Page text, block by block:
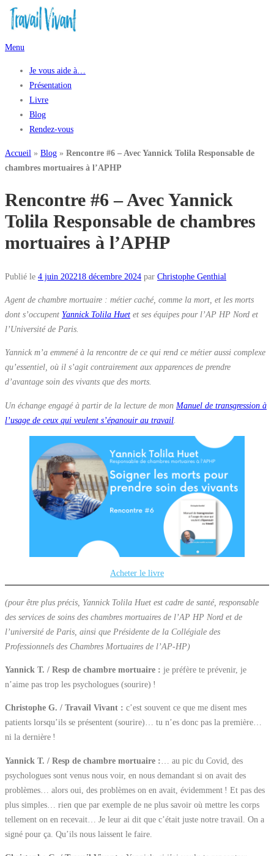
Aller
au
Menu
Je vous aide à…
Présentation
Livre
Blog
Rendez-vous
Accueil » Blog » Rencontre #6 – Avec Yannick Tolila Responsable de
chambres mortuaires à l’APHP
Rencontre #6 – Avec Yannick
Tolila Responsable de chambres
mortuaires à l’APHP
Publié le 4 juin 202218 décembre 2024 par Christophe Genthial
Agent de chambre mortuaire : métier caché, comme la mort, et les morts
dont s’occupent Yannick Tolila Huet et ses équipes pour l’AP HP Nord et
l’Université de Paris.
Yannick m’a emmené à la rencontre de ce qui rend ce métier aussi complexe
qu’essentiel, où il s’agit contrairement aux apparences de prendre
d’avantage soin des vivants que des morts.
Un échange engagé à partir de la lecture de mon Manuel de transgression à
l’usage de ceux qui veulent s’épanouir au travail
Acheter le livre
(pour être plus précis, Yannick Tolila Huet est cadre de santé, responsable
des services de soins des chambres mortuaires de l’AP HP Nord et de
l’université de Paris, ainsi que Présidente de la Collégiale des
Professionnels des Chambres Mortuaires de l’AP-HP)
Yannick T. / Resp de chambre mortuaire : je préfère te prévenir, je
n’aime pas trop les psychologues (sourire) !
Christophe G. / Travail Vivant : c’est souvent ce que me disent mes
patients lorsqu’ils se présentent (sourire)… tu n’es donc pas la première…
ni la dernière !
Yannick T. / Resp de chambre mortuaire : … au pic du Covid, des
psychologues sont venus nous voir, en nous demandant si on avait des
problèmes… alors oui, des problèmes on en avait, évidemment ! Et pas des
plus simples… rien que par exemple de ne plus savoir où mettre les corps
tellement on en recevait… Je leur ai dit que c’était juste notre travail. On a
signé pour ça. Qu’ils nous laissent le faire.